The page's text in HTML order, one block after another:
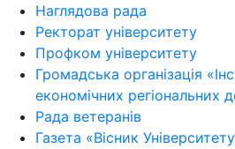
Наглядова рада
Ректорат університету
Профком університету
Громадська організація
економічних регіональних
Рада ветеранів
Газета «Вісник